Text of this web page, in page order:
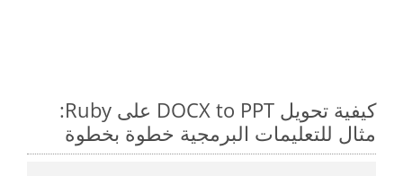
كيفية تحويل DOCX to PPT على Ruby:
مثال للتعليمات البرمجية خطوة بخطوة